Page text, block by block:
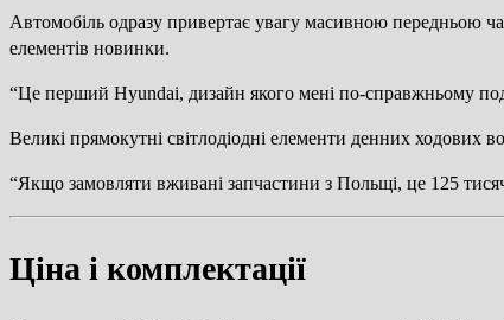
Автомобіль одразу привертає увагу масивною передньою
елементів новинки.
“Це перший Hyundai, дизайн якого мені по-справжньому
Великі прямокутні світлодіодні елементи денних
“Якщо замовляти вживані запчастини з Польщі, це 125
Ціна і комплектації